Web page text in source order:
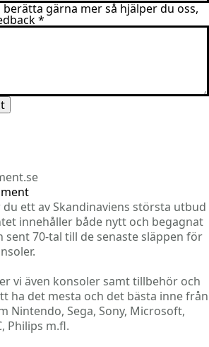
gärna mer så hjälper du oss,
*
ett av Skandinaviens största utbud
innehåller både nytt och begagnat
sent 70-tal till de senaste släppen för
vi även konsoler samt tillbehör och
ha det mesta och det bästa inne från
Nintendo, Sega, Sony, Microsoft,
Philips m.fl.